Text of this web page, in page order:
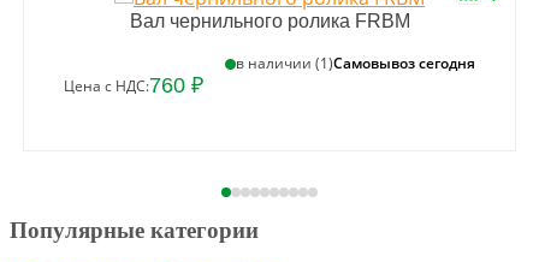
Вал чернильного ролика FRBM
в наличии (1)Самовывоз сегодня
Цена с НДС:760 ₽
Популярные категории